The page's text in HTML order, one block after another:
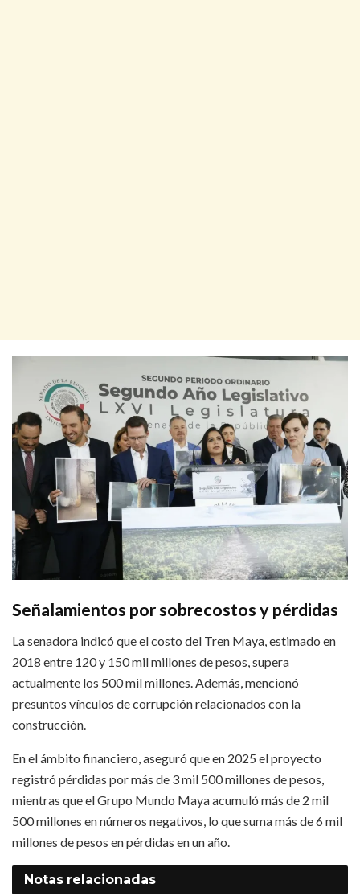
Señalamientos por sobrecostos y pérdidas
La senadora indicó que el costo del Tren Maya, estimado en
2018 entre 120 y 150 mil millones de pesos, supera
actualmente los 500 mil millones. Además, mencionó
presuntos vínculos de corrupción relacionados con la
construcción.
En el ámbito financiero, aseguró que en 2025 el proyecto
registró pérdidas por más de 3 mil 500 millones de pesos,
mientras que el Grupo Mundo Maya acumuló más de 2 mil
500 millones en números negativos, lo que suma más de 6 mil
millones de pesos en pérdidas en un año.
Notas relacionadas